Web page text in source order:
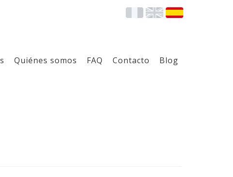
Quiénes somos FAQ Contacto Blog